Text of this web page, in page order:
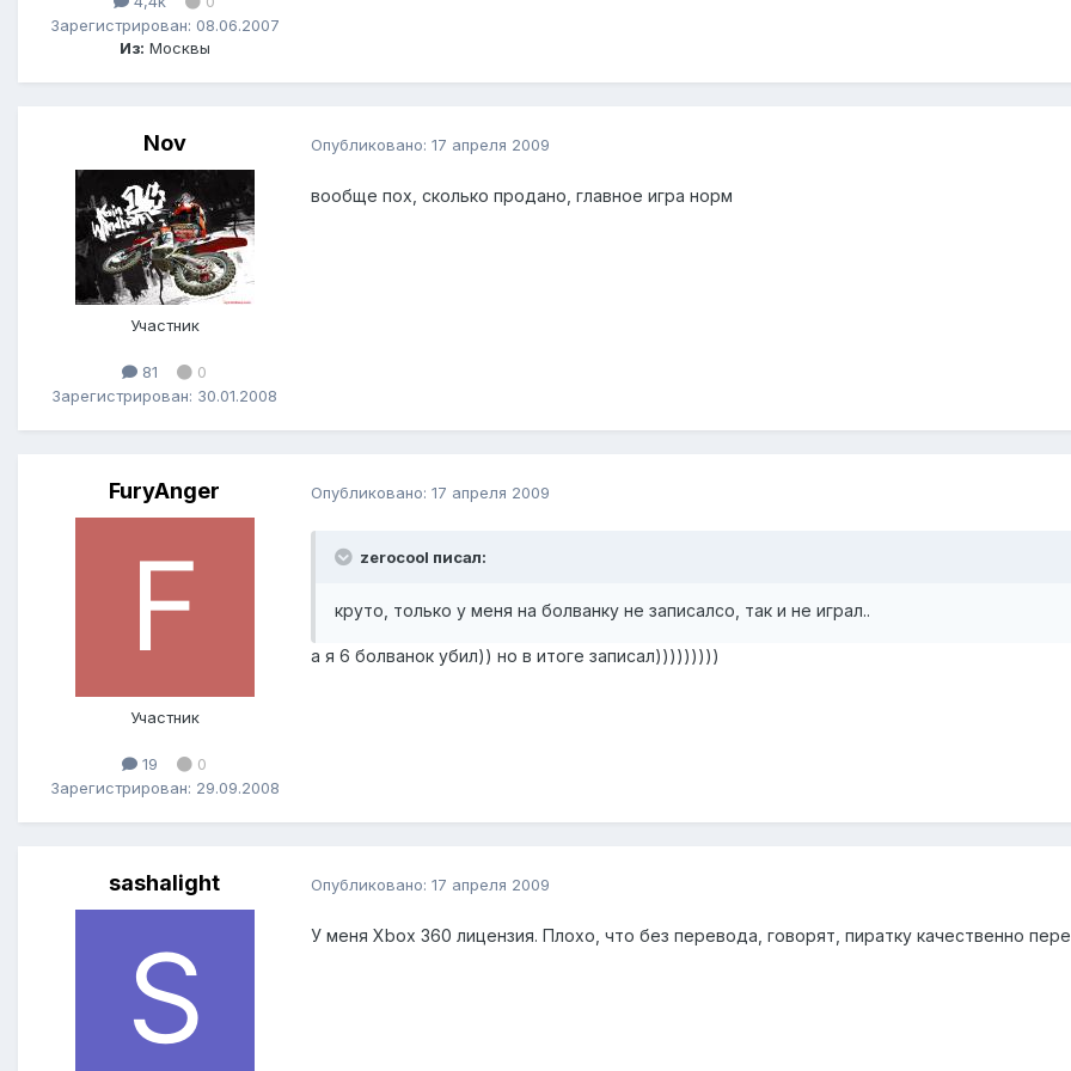
Зарегистрирован: 08.06.2007
Из: Москвы
Nov
Участник
81
0
Зарегистрирован: 30.01.2008
Опубликовано: 17 апреля 2009
вообще пох, сколько продано, главное игра норм
FuryAnger
Участник
19
0
Зарегистрирован: 29.09.2008
Опубликовано: 17 апреля 2009
zerocool писал:
круто, только у меня на болванку не записалсо, так и не играл..
а я 6 болванок убил)) но в итоге записал)))))))))
sashalight Опубликовано: 17 апреля 2009
У меня Xbox 360 лицензия. Плохо, что без перевода, говорят, пиратку качественно